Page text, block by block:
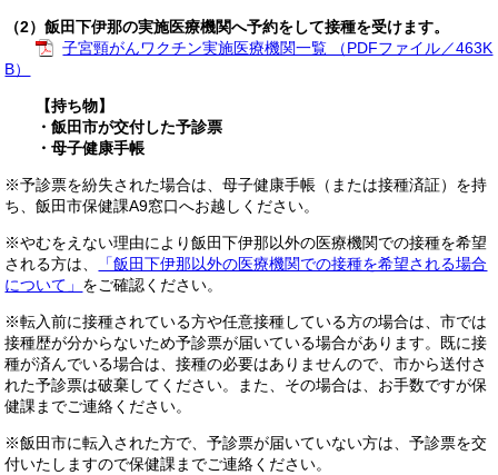
（2）飯田下伊那の実施医療機関へ予約をして接種を受けます。
子宮頸がんワクチン実施医療機関一覧 （PDFファイル／463K
B）
【持ち物】
・飯田市が交付した予診票
・母子健康手帳
※予診票を紛失された場合は、母子健康手帳（または接種済証）を持
ち、飯田市保健課A9窓口へお越しください。
※やむをえない理由により飯田下伊那以外の医療機関での接種を希望
される方は、
「飯田下伊那以外の医療機関での接種を希望される場合
について」 をご確認ください。
※転入前に接種されている方や任意接種している方の場合は、市では
接種歴が分からないため予診票が届いている場合があります。既に接
種が済んでいる場合は、接種の必要はありませんので、市から送付さ
れた予診票は破棄してください。また、その場合は、お手数ですが保
健課までご連絡ください。
※飯田市に転入された方で、予診票が届いていない方は、予診票を交
付いたしますので保健課までご連絡ください。